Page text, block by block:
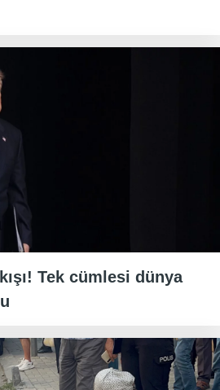
Tek cümlesi dünya